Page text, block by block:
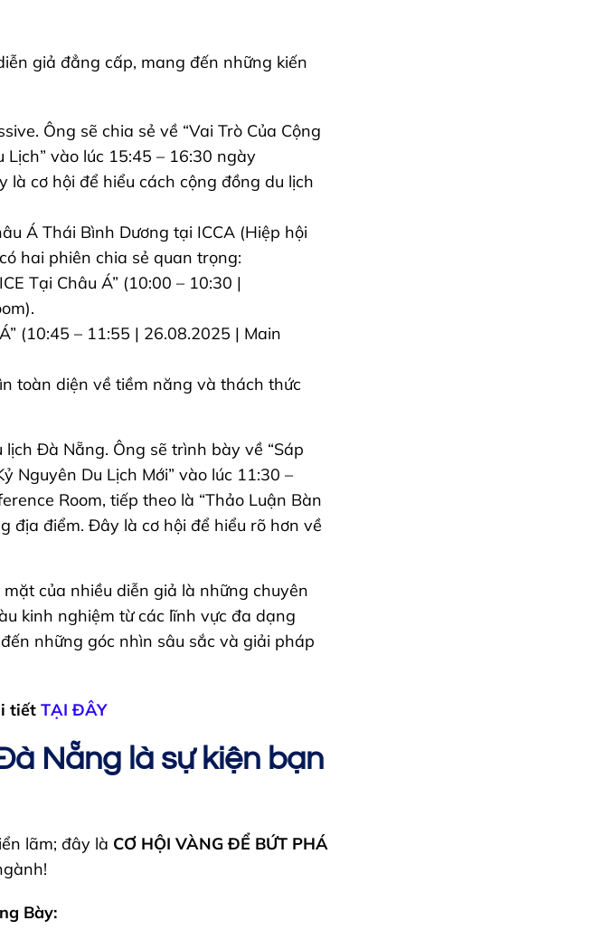
giả đẳng cấp, mang đến những kiến
Ông sẽ chia sẻ về “Vai Trò Của Cộng
vào lúc 15:45 – 16:30 ngày
cơ hội để hiểu cách cộng đồng du lịch
Á Thái Bình Dương tại ICCA (Hiệp hội
hai phiên chia sẻ quan trọng:
Tại Châu Á” (10:00 – 10:30 |
(10:45 – 11:55 | 26.08.2025 | Main
toàn diện về tiềm năng và thách thức
lịch Đà Nẵng. Ông sẽ trình bày về “Sáp
Nguyên Du Lịch Mới” vào lúc 11:30 –
Room, tiếp theo là “Thảo Luận Bàn
địa điểm. Đây là cơ hội để hiểu rõ hơn về
mặt của nhiều diễn giả là những chuyên
kinh nghiệm từ các lĩnh vực đa dạng
những góc nhìn sâu sắc và giải pháp
tiết TẠI ĐÂY
Nẵng là sự kiện bạn
lãm; đây là CƠ HỘI VÀNG ĐỂ BỨT PHÁ
Bày: